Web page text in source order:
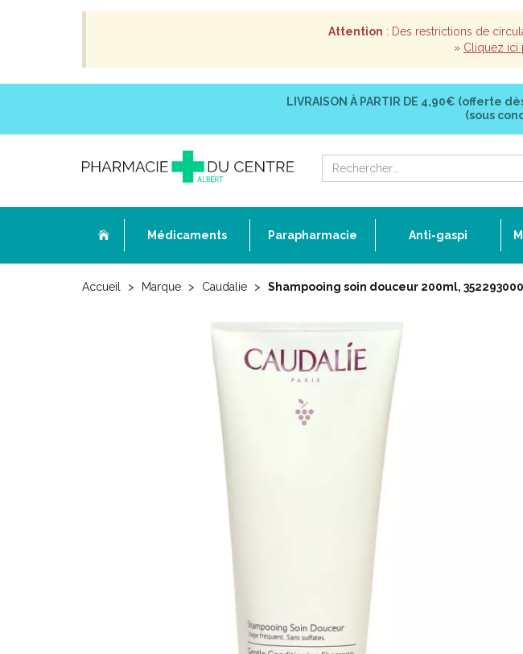
Attention : Des restrictions de
» Cliquez ici
LIVRAISON À PARTIR DE 4,90€ (offerte
(sous
Médicaments Parapharmacie Anti-gaspi
Accueil Marque Caudalie Shampooing soin douceur 200ml,